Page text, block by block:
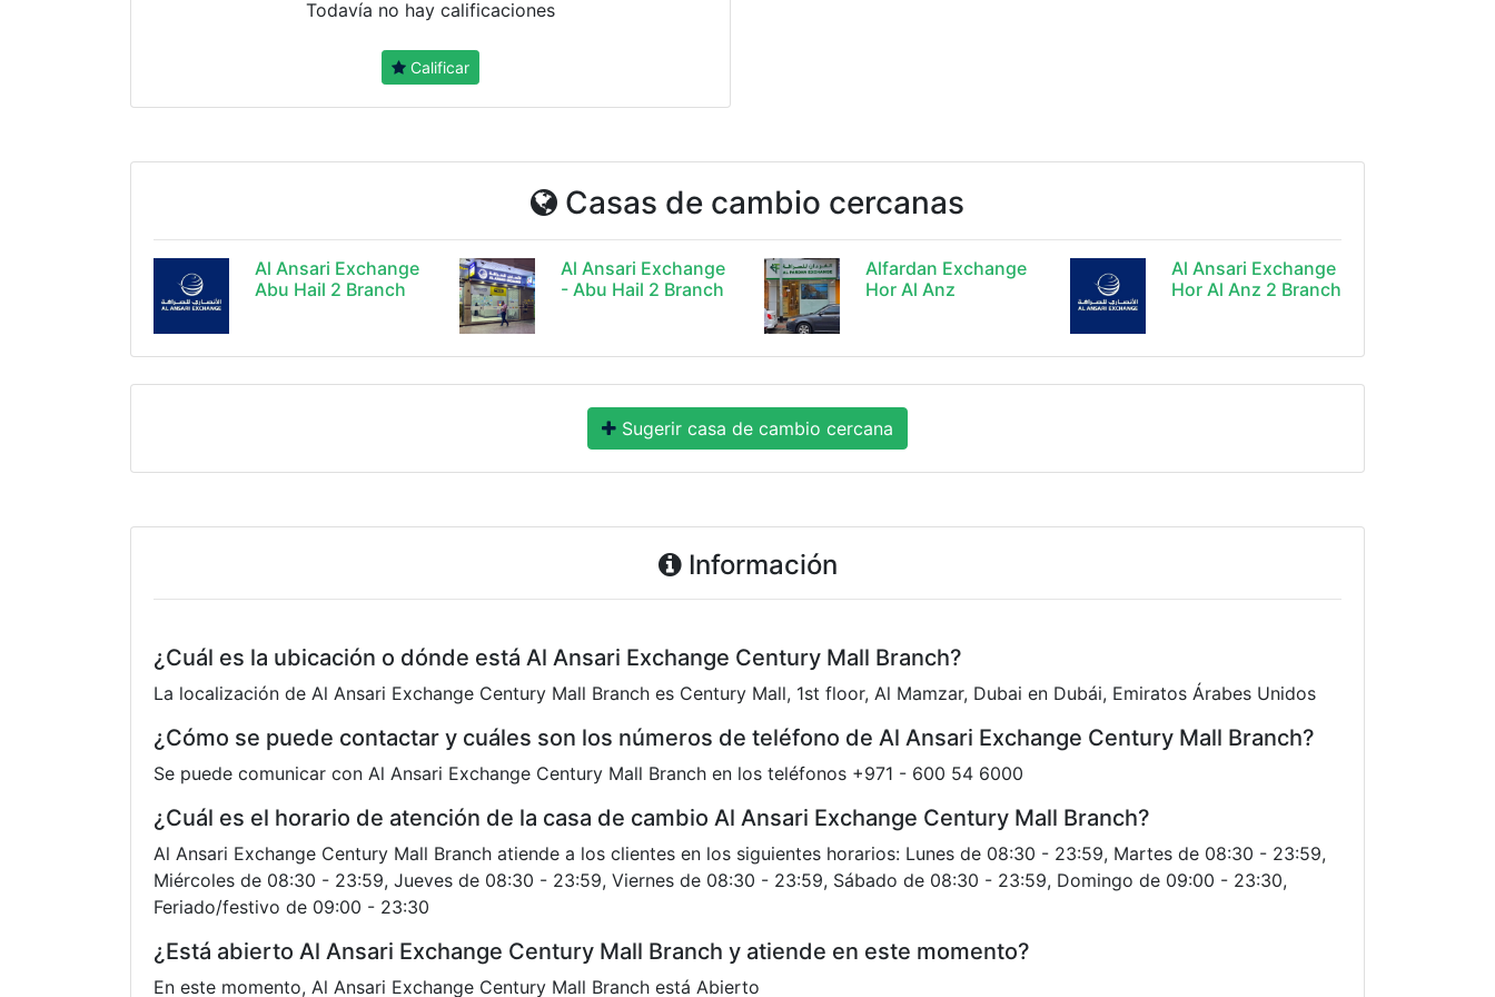
Todavía no hay calificaciones
Calificar
Casas de cambio cercanas
Al Ansari Exchange
Abu Hail 2 Branch
Al Ansari Exchange
- Abu Hail 2 Branch
Alfardan Exchange
Hor Al Anz
Al Ansari Exchange
Hor Al Anz 2 Branch
Sugerir casa de cambio cercana
Información
¿Cuál es la ubicación o dónde está Al Ansari Exchange Century Mall Branch?
La localización de Al Ansari Exchange Century Mall Branch es Century Mall, 1st floor, Al Mamzar, Dubai en Dubái, Emiratos Árabes Unidos
¿Cómo se puede contactar y cuáles son los números de teléfono de Al Ansari Exchange Century Mall Branch?
Se puede comunicar con Al Ansari Exchange Century Mall Branch en los teléfonos +971 - 600 54 6000
¿Cuál es el horario de atención de la casa de cambio Al Ansari Exchange Century Mall Branch?
Al Ansari Exchange Century Mall Branch atiende a los clientes en los siguientes horarios: Lunes de 08:30 - 23:59, Martes de 08:30 - 23:59,
Miércoles de 08:30 - 23:59, Jueves de 08:30 - 23:59, Viernes de 08:30 - 23:59, Sábado de 08:30 - 23:59, Domingo de 09:00 - 23:30,
Feriado/festivo de 09:00 - 23:30
¿Está abierto Al Ansari Exchange Century Mall Branch y atiende en este momento?
En este momento, Al Ansari Exchange Century Mall Branch está Abierto